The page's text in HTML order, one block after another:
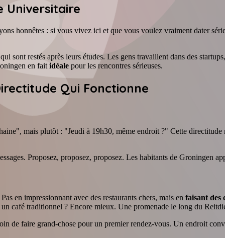
Universitaire
honnêtes : si vous vivez ici et que vous voulez vraiment dater
restés après leurs études. Les gens travaillent dans des
en fait idéale pour les rencontres sérieuses.
Qui Fonctionne
mais plutôt : "Jeudi à 19h30, même endroit ?" Cette
Proposez, proposez, proposez. Les habitants de Groningen
en impressionnant avec des restaurants chers, mais en faisant des
café traditionnel ? Encore mieux. Une promenade le long du
de faire grand-chose pour un premier rendez-vous. Un endroit